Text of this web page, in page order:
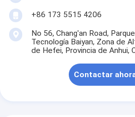
+86 173 5515 4206
No 56, Chang'an Road,
Tecnología Baiyan, Zona de
de Hefei, Provincia de Anhui,
Contactar